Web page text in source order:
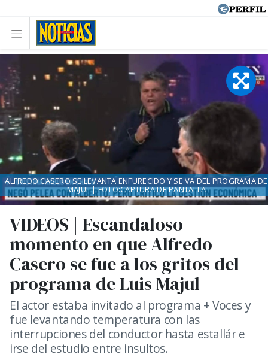
VIDEOS | Escandaloso
momento en que Alfredo
Casero se fue a los gritos del
programa de Luis Majul
El actor estaba invitado al programa + Voces y
fue levantando temperatura con las
interrupciones del conductor hasta estallár e
irse del estudio entre insultos.
ALFREDO CASERO SE LEVANTA ENFURECIDO Y SE VA DEL PROGRAMA DE
MAJUL | FOTO:CAPTURA DE PANTALLA